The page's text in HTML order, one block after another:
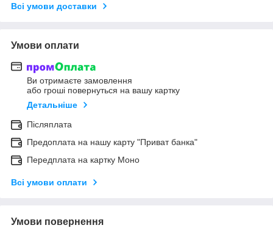
Всі умови доставки
Умови оплати
Ви отримаєте замовлення
або гроші повернуться на вашу картку
Детальніше
Післяплата
Предоплата на нашу карту "Приват банка"
Передплата на картку Моно
Всі умови оплати
Умови повернення